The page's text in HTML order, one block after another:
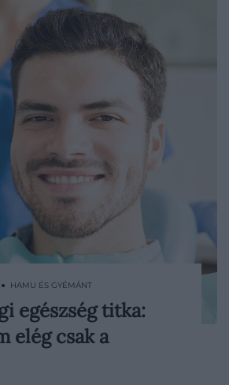
egyik
az esztétikai
amely a mosolyt
fehérségével és
HAMU ÉS GYÉMÁNT
egészség titka:
elég csak a